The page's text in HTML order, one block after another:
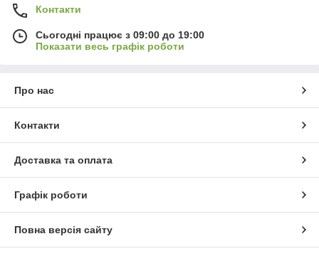
Контакти
Сьогодні працює з 09:00 до 19:00
Показати весь графік роботи
Про нас
Контакти
Доставка та оплата
Графік роботи
Повна версія сайту